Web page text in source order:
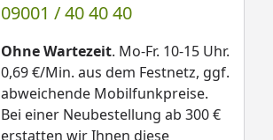
09001 / 40 40 40
Ohne Wartezeit. Mo-Fr. 10-15 Uhr.
0,69 €/Min. aus dem Festnetz, ggf.
abweichende Mobilfunkpreise.
Bei einer Neubestellung ab 300 €
erstatten wir Ihnen diese